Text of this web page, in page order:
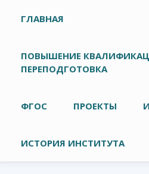
Главное меню
ГЛАВНАЯ
ПОВЫШЕНИЕ
ПЕРЕПОДГОТОВКА
ФГОС ПРОЕКТЫ
ИСТОРИЯ ИНСТИТУТА